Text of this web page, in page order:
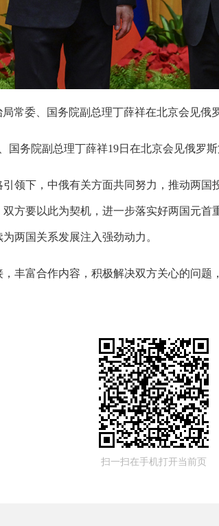
常委、国务院副总理丁薛祥在北京会见
国务院副总理丁薛祥19日在北京会见俄罗斯
领下，中俄有关方面共同努力，推动两
方要以此为契机，进一步落实好两国元
两国关系发展注入强劲动力。
丰富合作内容，积极解决双方关心的问题
扫一扫在手机打开当前页